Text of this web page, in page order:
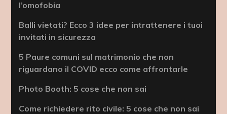
l’omofobia
Balli vietati? Ecco 3 idee per intrattenere i tuoi
invitati in sicurezza
5 Paure comuni sul matrimonio che non
riguardano il COVID ecco come affrontarle
Photo Booth: 5 cose che non sai
Come richiedere rito civile: 5 cose che non sai